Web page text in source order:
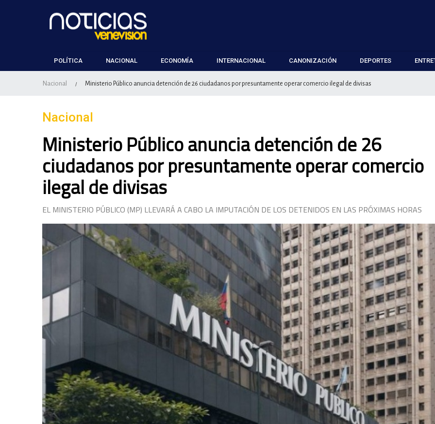
POLÍTICA NACIONAL ECONOMÍA INTERNACIONAL CANONIZACIÓN DEPORTES
Nacional / Ministerio Público anuncia detención de 26 ciudadanos por presuntamente operar comercio ilegal de divisas
Nacional
Ministerio Público anuncia detención de 26
ciudadanos por presuntamente operar comercio
ilegal de divisas
EL MINISTERIO PÚBLICO (MP) LLEVARÁ A CABO LA IMPUTACIÓN DE LOS DETENIDOS EN LAS PRÓXIMAS HORAS